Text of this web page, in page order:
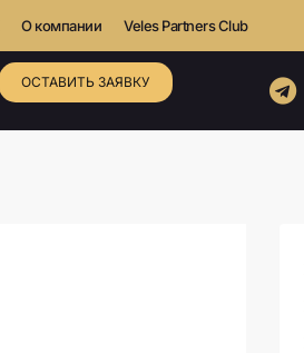
О компании Veles Partners Club
ОСТАВИТЬ ЗАЯВКУ